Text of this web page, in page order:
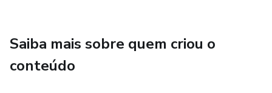
Saiba mais sobre quem criou o
conteúdo